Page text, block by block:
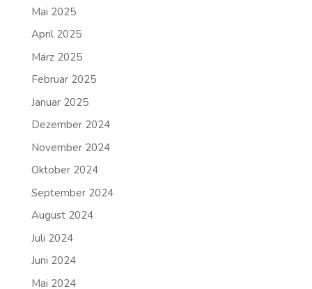
Mai 2025
April 2025
März 2025
Februar 2025
Januar 2025
Dezember 2024
November 2024
Oktober 2024
September 2024
August 2024
Juli 2024
Juni 2024
Mai 2024